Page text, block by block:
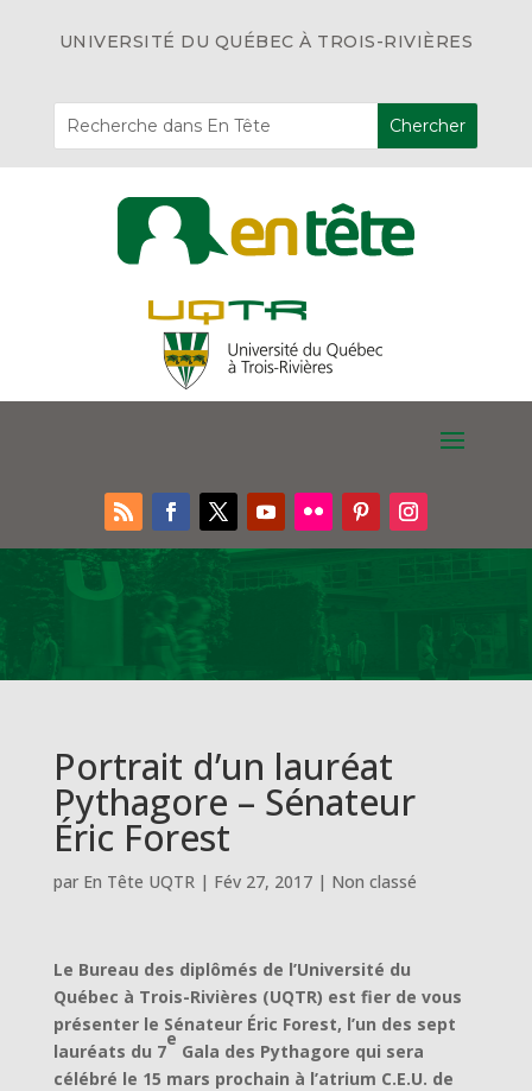
UNIVERSITÉ DU QUÉBEC À TROIS-RIVIÈRES
Portrait d’un lauréat
Pythagore – Sénateur
Éric Forest
par En Tête UQTR| Fév 27, 2017| Non classé
Le Bureau des diplômés de l’Université du
Québec à Trois-Rivières (UQTR) est fier de vous
présenter le Sénateur Éric Forest, l’un des sept
lauréats du 7
e
Gala des Pythagore qui sera
célébré le 15 mars prochain à l’atrium C.E.U. de